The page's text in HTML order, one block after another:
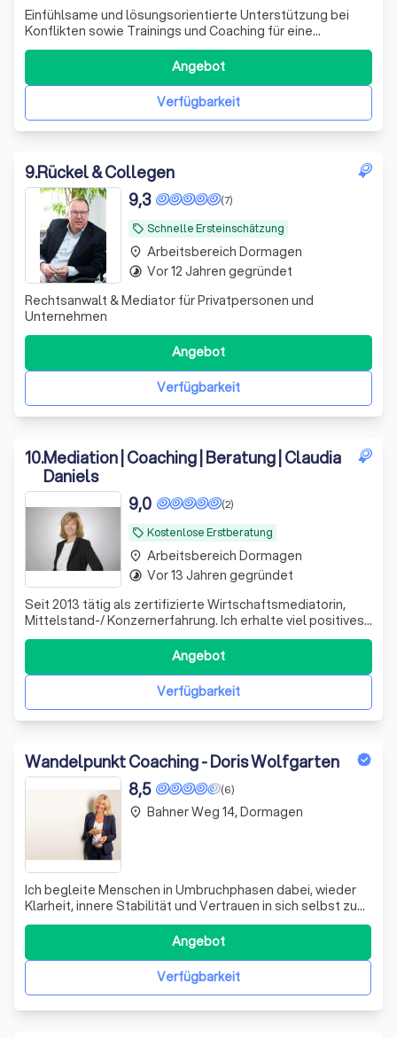
Einfühlsame und lösungsorientierte Unterstützung bei
Konflikten sowie Trainings und Coaching für eine
persönliche Weiterentwicklung, wertschätzende
Kommunikation und nachhaltige Lösungen.
Verfügbarkeit
Angebot
9.Rückel & Collegen
local_offer Schnelle Ersteinschätzung
(7)
9,3
Rechtsanwalt & Mediator für Privatpersonen und
Unternehmen
Verfügbarkeit
Angebot
place Arbeitsbereich Dormagen
timelapse Vor 12 Jahren gegründet
10.Mediation | Coaching | Beratung | Claudia
Daniels
local_offer Kostenlose Erstberatung
(2)
9,0
Seit 2013 tätig als zertifizierte Wirtschaftsmediatorin,
Mittelstand-/ Konzernerfahrung. Ich erhalte viel positives
Feedback für meine Empathie, Struktur, Vertraulichkeit &
Verfügbarkeit
Angebot
place Arbeitsbereich Dormagen
timelapse Vor 13 Jahren gegründet
Wandelpunkt Coaching - Doris Wolfgarten
(6)
8,5
Ich begleite Menschen in Umbruchphasen dabei, wieder
Klarheit, innere Stabilität und Vertrauen in sich selbst zu
finden — damit Veränderung nicht überfordert, sondern
Entwicklung möglich wird.
Verfügbarkeit
Angebot
place Bahner Weg 14, Dormagen